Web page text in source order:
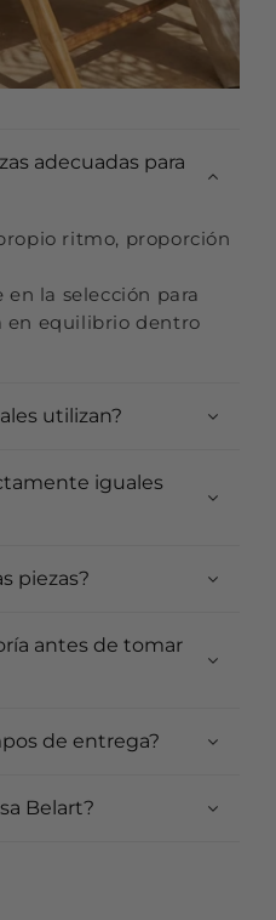
adecuadas para
ritmo, proporción
la selección para
en equilibrio dentro
utilizan?
iguales
piezas?
antes de tomar
de entrega?
Belart?